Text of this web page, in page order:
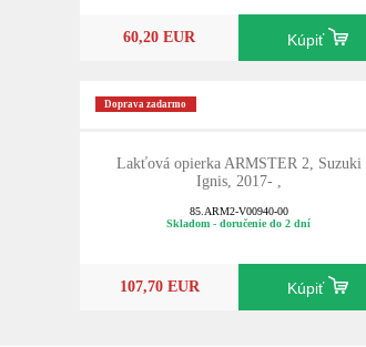
60,20 EUR Kúpiť
Doprava zadarmo
Lakťová opierka ARMSTER 2, Suzuki
Ignis, 2017- ,
85.ARM2-V00940-00
Skladom - doručenie do 2 dní
107,70 EUR Kúpiť